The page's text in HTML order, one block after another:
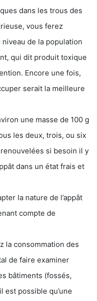
dans les trous des
vous ferez
de la population
qui dit produit toxique
Encore une fois,
serait la meilleure
une masse de 100 g
les deux, trois, ou six
si besoin il y
dans un état frais et
la nature de l’appât
compte de
la consommation des
de faire examiner
bâtiments (fossés,
est possible qu’une